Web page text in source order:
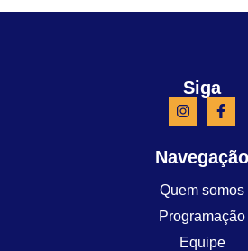
Siga
Navegação
Quem somos
Programação
Equipe